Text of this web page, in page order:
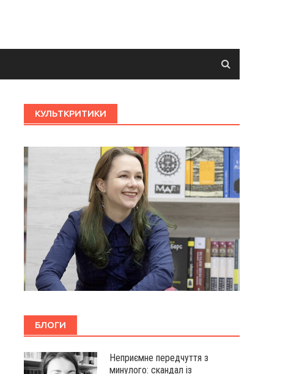
КУЛЬТКРИТИКИ
БЛОГИ
Неприємне передчуття з
минулого: скандал із